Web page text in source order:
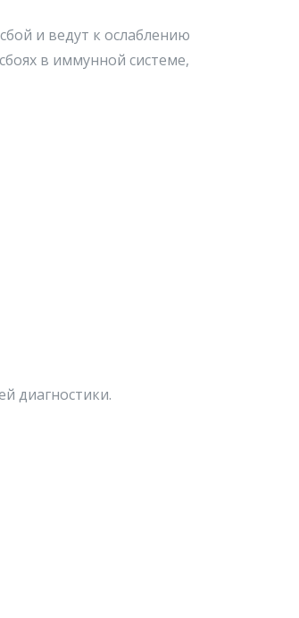
и ведут к ослаблению
в иммунной системе,
диагностики.